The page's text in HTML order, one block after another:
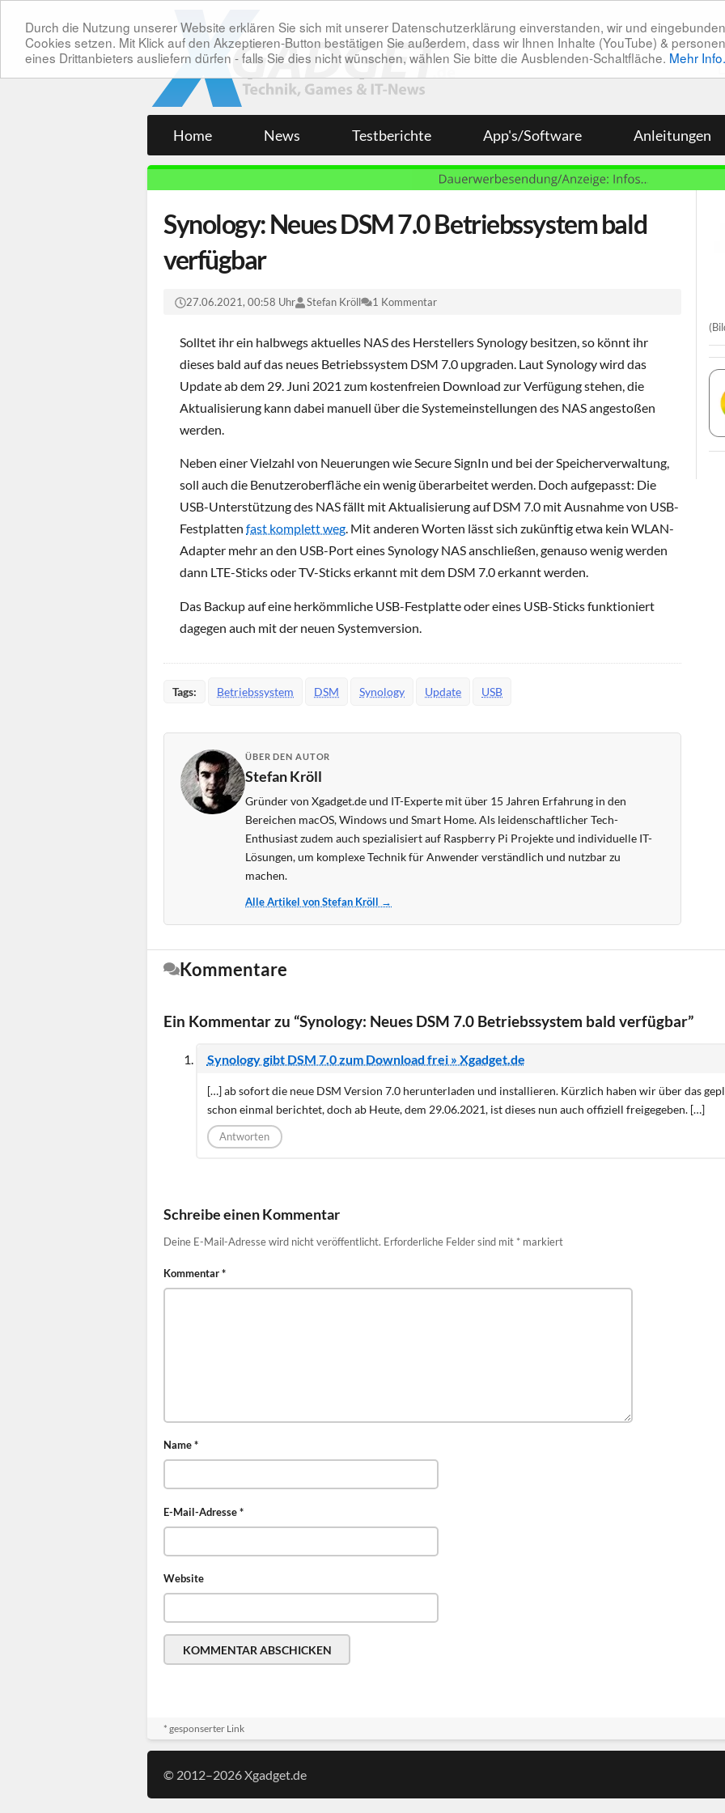
Durch die Nutzung unserer Website erklären Sie sich mit unserer Datenschutzerklärung einverstanden, wir und
Cookies setzen. Mit Klick auf den Akzeptieren-Button bestätigen Sie außerdem, dass wir Ihnen Inhalte (YouTube) &
eines Drittanbieters ausliefern dürfen - falls Sie dies nicht wünschen, wählen Sie bitte die Ausblenden-Schaltfläche. Mehr Info.
Home News Testberichte App's/Software Anleitungen
Synology: Neues DSM 7.0 Betriebssystem bald
verfügbar
27.06.2021, 00:58 Uhr Stefan Kröll 1 Kommentar
Solltet ihr ein halbwegs aktuelles NAS des Herstellers Synology besitzen, so könnt ihr
dieses bald auf das neues Betriebssystem DSM 7.0 upgraden. Laut Synology wird das
Update ab dem 29. Juni 2021 zum kostenfreien Download zur Verfügung stehen, die
Aktualisierung kann dabei manuell über die Systemeinstellungen des NAS angestoßen
werden.
Neben einer Vielzahl von Neuerungen wie Secure SignIn und bei der Speicherverwaltung,
soll auch die Benutzeroberfläche ein wenig überarbeitet werden. Doch aufgepasst: Die
USB-Unterstützung des NAS fällt mit Aktualisierung auf DSM 7.0 mit Ausnahme von USB-
Festplatten fast komplett weg. Mit anderen Worten lässt sich zukünftig etwa kein WLAN-
Adapter mehr an den USB-Port eines Synology NAS anschließen, genauso wenig werden
dann LTE-Sticks oder TV-Sticks erkannt mit dem DSM 7.0 erkannt werden.
Das Backup auf eine herkömmliche USB-Festplatte oder eines USB-Sticks funktioniert
dagegen auch mit der neuen Systemversion.
Tags: Betriebssystem DSM Synology Update USB
ÜBER DEN AUTOR
Stefan Kröll
Gründer von Xgadget.de und IT-Experte mit über 15 Jahren Erfahrung in den
Bereichen macOS, Windows und Smart Home. Als leidenschaftlicher Tech-
Enthusiast zudem auch spezialisiert auf Raspberry Pi Projekte und individuelle IT-
Lösungen, um komplexe Technik für Anwender verständlich und nutzbar zu
machen.
Alle Artikel von Stefan Kröll →
Kommentare
Ein Kommentar zu “Synology: Neues DSM 7.0 Betriebssystem bald verfügbar”
Synology gibt DSM 7.0 zum Download frei » Xgadget.de
[…] ab sofort die neue DSM Version 7.0 herunterladen und installieren. Kürzlich haben wir über das
schon einmal berichtet, doch ab Heute, dem 29.06.2021, ist dieses nun auch offiziell freigegeben. […]
Antworten
Schreibe einen Kommentar
Deine E-Mail-Adresse wird nicht veröffentlicht. Erforderliche Felder sind mit * markiert
Kommentar*
Name*
E-Mail-Adresse*
Website
* gesponserter Link
© 2012–2026 Xgadget.de